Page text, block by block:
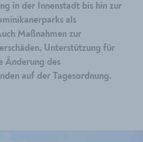
in der Innenstadt bis hin zur
als
Maßnahmen zur
Unterstützung für
Änderung des
auf der Tagesordnung.